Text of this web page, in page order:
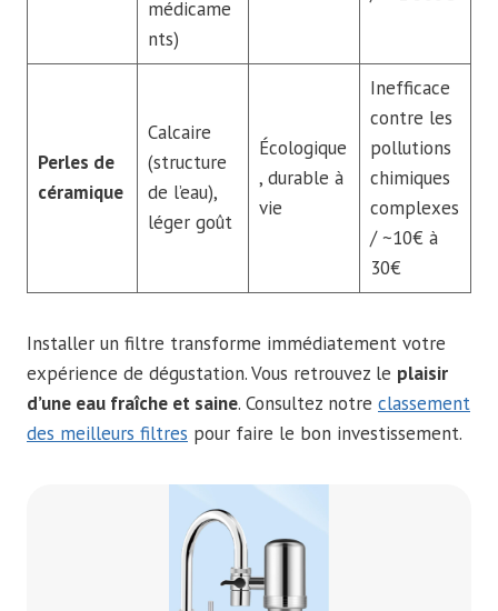
médicame
nts)
Perles de
céramique
Calcaire
(structure
de l’eau),
léger goût
Écologique
, durable à
vie
Inefficace
contre les
pollutions
chimiques
complexes
/ ~10€ à
30€
Installer un filtre transforme immédiatement votre
expérience de dégustation. Vous retrouvez le plaisir
d’une eau fraîche et saine. Consultez notre classement
des meilleurs filtres pour faire le bon investissement.